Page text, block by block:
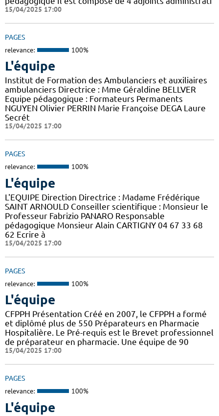
15/04/2025 17:00
PAGES
relevance: 100%
L'équipe
Institut de Formation des Ambulanciers et auxiliaires
ambulanciers Directrice : Mme Géraldine BELLVER
Equipe pédagogique : Formateurs Permanents
NGUYEN Olivier PERRIN Marie Françoise DEGA Laure
Secrét
15/04/2025 17:00
PAGES
relevance: 100%
L'équipe
L'EQUIPE Direction Directrice : Madame Frédérique
SAINT ARNOULD Conseiller scientifique : Monsieur le
Professeur Fabrizio PANARO Responsable
pédagogique Monsieur Alain CARTIGNY 04 67 33 68
62 Ecrire à
15/04/2025 17:00
PAGES
relevance: 100%
L'équipe
CFPPH Présentation Créé en 2007, le CFPPH a formé
et diplômé plus de 550 Préparateurs en Pharmacie
Hospitalière. Le Pré-requis est le Brevet professionnel
de préparateur en pharmacie. Une équipe de 90
15/04/2025 17:00
PAGES
relevance: 100%
L'équipe